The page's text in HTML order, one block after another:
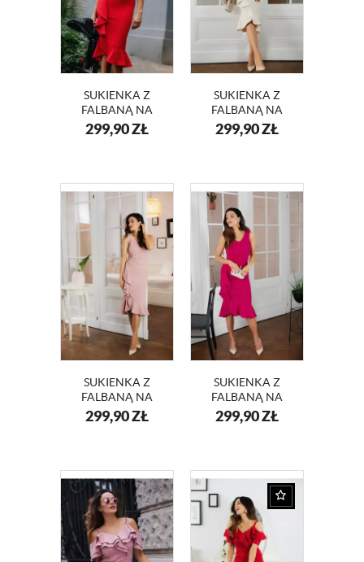
SUKIENKA Z
FALBANĄ NA
WESELE DIANA
KM340-1
299,90ZŁ
SUKIENKA Z
FALBANĄ NA
WESELE DIANA
KM340-3
299,90ZŁ
SUKIENKA Z
FALBANĄ NA
WESELE DIANA
KM340-4
299,90ZŁ
SUKIENKA Z
FALBANĄ NA
WESELE DIANA
KM340-5
299,90ZŁ